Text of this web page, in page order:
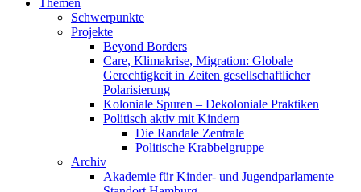
Themen
Schwerpunkte
Projekte
Beyond Borders
Care, Klimakrise, Migration: Globale
Gerechtigkeit in Zeiten gesellschaftlicher
Polarisierung
Koloniale Spuren – Dekoloniale Praktiken
Politisch aktiv mit Kindern
Die Randale Zentrale
Politische Krabbelgruppe
Archiv
Akademie für Kinder- und Jugendparlamente |